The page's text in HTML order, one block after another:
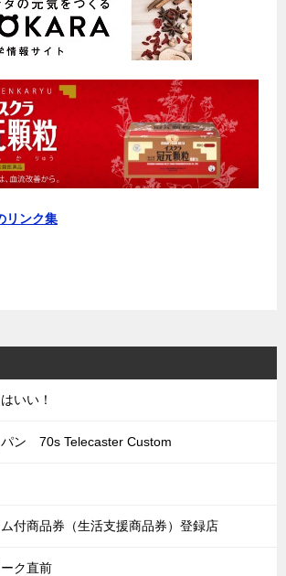
リンク集
いい！
パン 70s Telecaster Custom
付商品券（生活支援商品券）登録店
ク直前